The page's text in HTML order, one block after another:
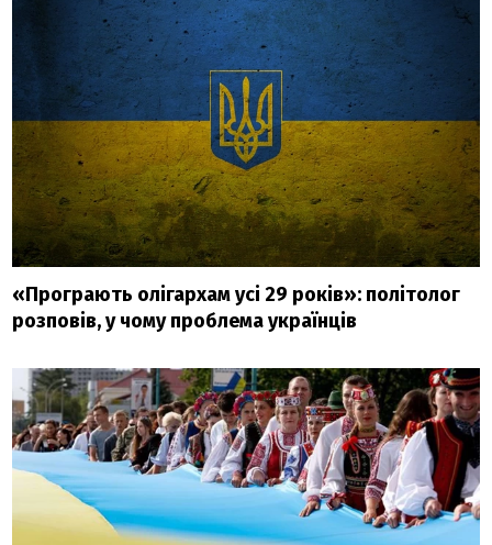
«Програють олігархам усі 29 років»: політолог
розповів, у чому проблема українців